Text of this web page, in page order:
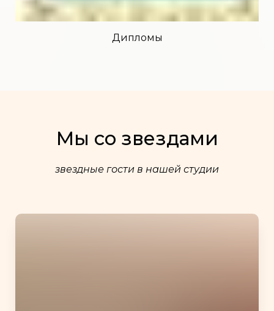
Дипломы
Мы со звездами
звездные гости в нашей студии